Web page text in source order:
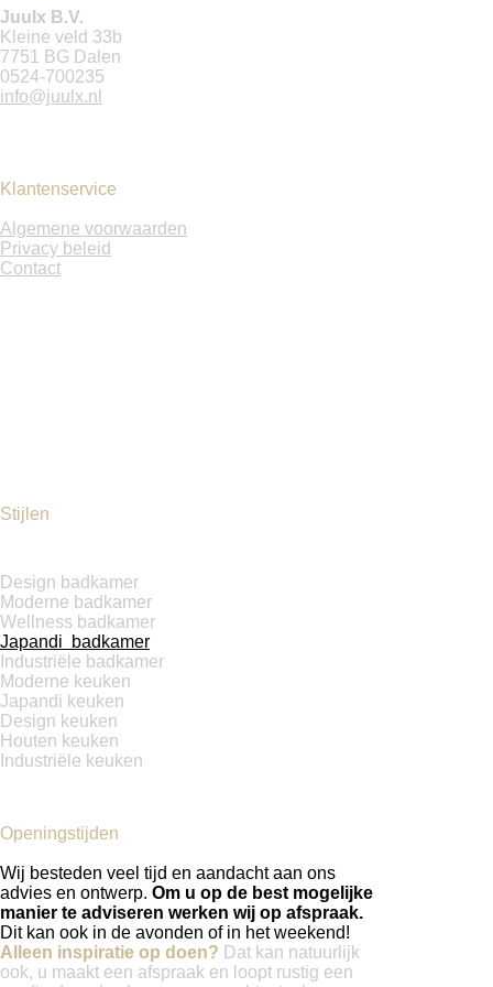
o
k
g
r
a
m
Juulx B.V.
Kleine veld 33b
7751 BG Dalen
0524-700235
info@juulx.nl
Klantenservice
Algemene voorwaarden
Privacy beleid
Contact
Stijlen
Design badkamer
Moderne badkamer
Wellness badkamer
Japandi badkamer
Industriële badkamer
Moderne keuken
Japandi keuken
Design keuken
Houten keuken
Industriële keuken
Openingstijden
Wij besteden veel tijd en aandacht aan ons
advies en ontwerp. Om u op de best mogelijke
manier te adviseren werken wij op afspraak.
Dit kan ook in de avonden of in het weekend!
Alleen inspiratie op doen? Dat kan natuurlijk
ook, u maakt een afspraak en loopt rustig een